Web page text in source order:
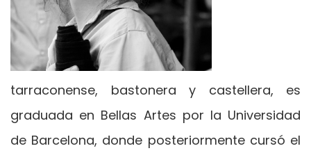
tarraconense, bastonera y castellera, es
graduada en Bellas Artes por la Universidad
de Barcelona, ​donde posteriormente cursó el